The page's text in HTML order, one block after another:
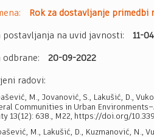
Rok za dostavljanje
postavljanja na uvid javnosti: 11-
odbrane: 20-09-2022
radovi:
M., Jovanović, S., Lakušić, D.,
Communities in Urban
13(12): 638., M22, https://doi.org/
M., Lakušić, D., Kuzmanović, N.,